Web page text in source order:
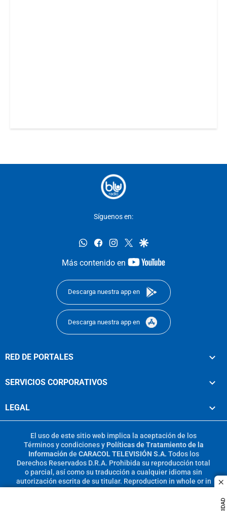
Síguenos en:
whatsappfacebookinstagram
twittergoogle
Más contenido en
youtube-
Descarga nuestra app en
Descarga nuestra app en
RED DE PORTALES
SERVICIOS CORPORATIVOS
LEGAL
El uso de este sitio web implica la aceptación de los
Términos y condicionesy Políticas de Tratamiento de la
Información de CARACOL TELEVISIÓN S.A. Todos los
Derechos Reservados D.R.A. Prohibida su reproducción total
o parcial, así como su traducción a cualquier idioma sin
autorización escrita de su titular. Reproduction in whole or in